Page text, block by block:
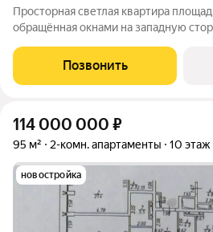
Просторная светлая квартира
обращённая окнами на западную
с отдельными гардеробными и
отдельным гардеробом и просторную
Позвонить
114 000 000 ₽
95 м² 2-комн. апартаменты 10 этаж
новостройка